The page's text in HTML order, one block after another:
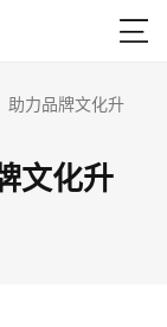

助力品牌文化升
文化升